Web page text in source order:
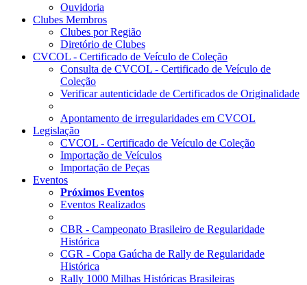
Ouvidoria
Clubes Membros
Clubes por Região
Diretório de Clubes
CVCOL - Certificado de Veículo de Coleção
Consulta de CVCOL - Certificado de Veículo de
Coleção
Verificar autenticidade de Certificados de Originalidade
Apontamento de irregularidades em CVCOL
Legislação
CVCOL - Certificado de Veículo de Coleção
Importação de Veículos
Importação de Peças
Eventos
Próximos Eventos
Eventos Realizados
CBR - Campeonato Brasileiro de Regularidade
Histórica
CGR - Copa Gaúcha de Rally de Regularidade
Histórica
Rally 1000 Milhas Históricas Brasileiras